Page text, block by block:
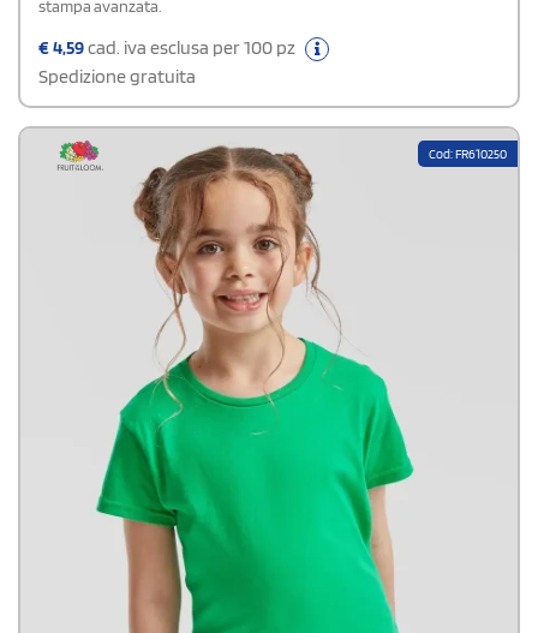
stampa avanzata.
€4,59cad. iva esclusa per 100 pz
Spedizione gratuita
Cod: FR610250